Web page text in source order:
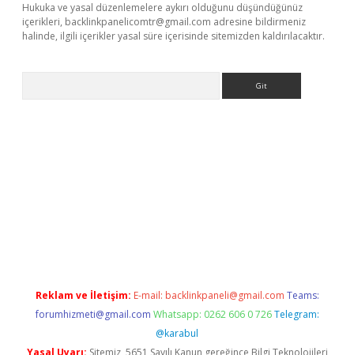
Hukuka ve yasal düzenlemelere aykırı olduğunu düşündüğünüz
içerikleri, backlinkpanelicomtr@gmail.com adresine bildirmeniz
halinde, ilgili içerikler yasal süre içerisinde sitemizden kaldırılacaktır.
Reklam ve İletişim: E-mail: backlinkpaneli@gmail.com Teams:
forumhizmeti@gmail.com Whatsapp: 0262 606 0 726 Telegram:
@karabul
Yasal Uyarı: Sitemiz, 5651 Sayılı Kanun gereğince Bilgi Teknolojileri